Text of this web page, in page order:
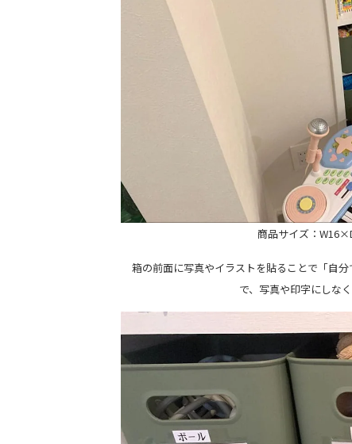
商品サイズ：
箱の前面に写真やイラストを貼ることで「自
で、写真や印字にしな